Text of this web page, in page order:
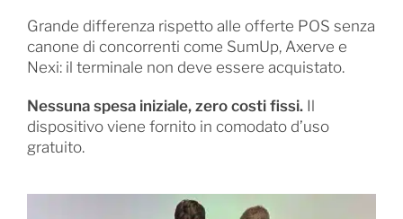
Grande differenza rispetto alle offerte POS senza
canone di concorrenti come SumUp, Axerve e
Nexi: il terminale non deve essere acquistato.
Nessuna spesa iniziale, zero costi fissi.Il
dispositivo viene fornito in comodato d’uso
gratuito.